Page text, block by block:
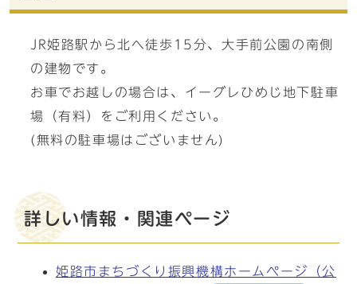
JR姫路駅から北へ徒歩15分、大手前公園の南側
の建物です。
お車でお越しの場合は、イーグレひめじ地下駐車
場（有料）をご利用ください。
(無料の駐車場はございません)
詳しい情報・関連ページ
姫路市まちづくり振興機構ホームページ（公